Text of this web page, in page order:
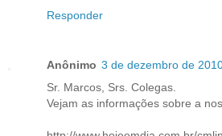
Responder
Anônimo 3 de dezembro de
Sr. Marcos, Srs. Colegas.
Vejam as informações sobre a